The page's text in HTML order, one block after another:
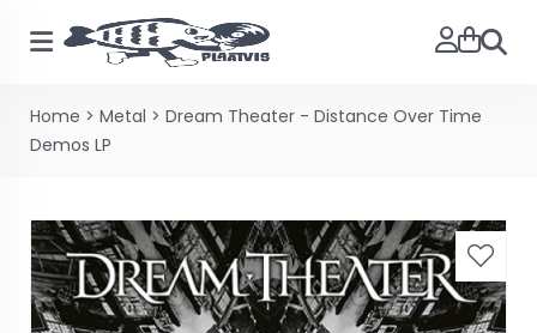
Home > Metal > Dream Theater - Distance Over Time
Demos LP